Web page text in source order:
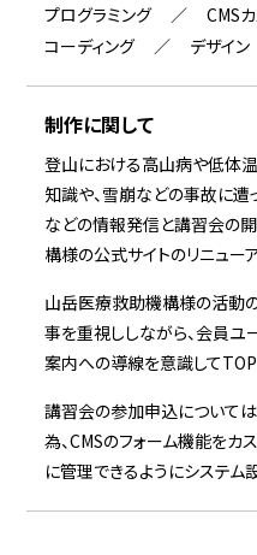
プログラミング
CMS
コーディング
デザイン
制作に関して
登山における高山病や低体
知識や、雪崩などの事故に
などの情報発信と講習会の
構様の公式サイトのリニュー
山岳医療救助機構様の活動
事を重視ししながら、会員
案内への導線を意識して
講習会の参加申込について
為、CMSのフォーム機能をカ
に管理できるようにシステム